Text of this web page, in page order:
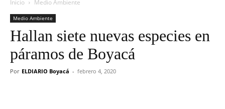
Inicio Medio Ambiente
Medio Ambiente
Hallan siete nuevas especies en
páramos de Boyacá
Por ELDIARIO Boyacá - febrero 4, 2020